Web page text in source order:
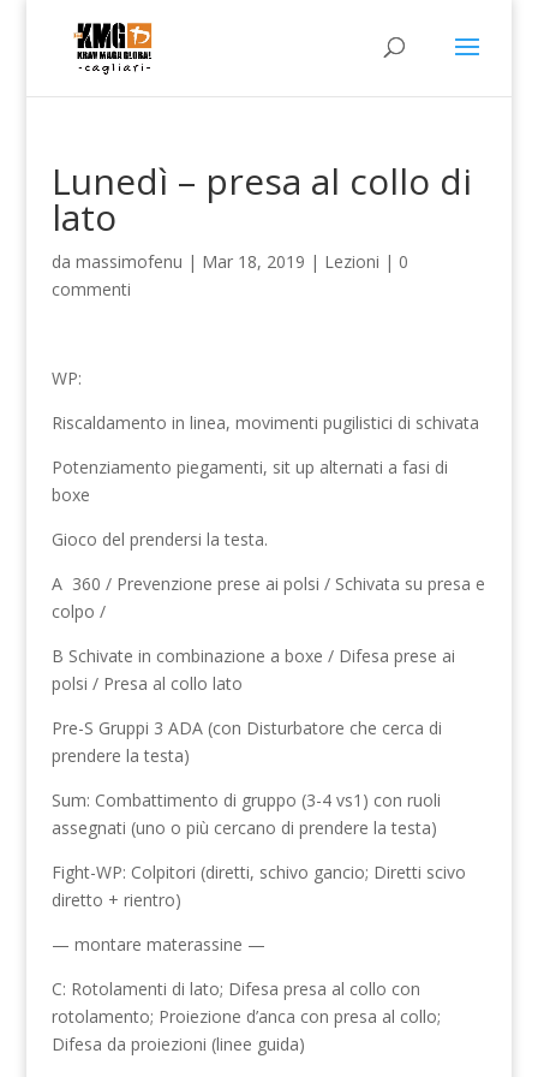
Lunedì – presa al collo di
lato
da massimofenu | Mar 18, 2019 | Lezioni | 0
commenti
WP:
Riscaldamento in linea, movimenti pugilistici di schivata
Potenziamento piegamenti, sit up alternati a fasi di
boxe
Gioco del prendersi la testa.
A 360 / Prevenzione prese ai polsi / Schivata su presa e
colpo /
B Schivate in combinazione a boxe / Difesa prese ai
polsi / Presa al collo lato
Pre-S Gruppi 3 ADA (con Disturbatore che cerca di
prendere la testa)
Sum: Combattimento di gruppo (3-4 vs1) con ruoli
assegnati (uno o più cercano di prendere la testa)
Fight-WP: Colpitori (diretti, schivo gancio; Diretti scivo
diretto + rientro)
— montare materassine —
C: Rotolamenti di lato; Difesa presa al collo con
rotolamento; Proiezione d’anca con presa al collo;
Difesa da proiezioni (linee guida)